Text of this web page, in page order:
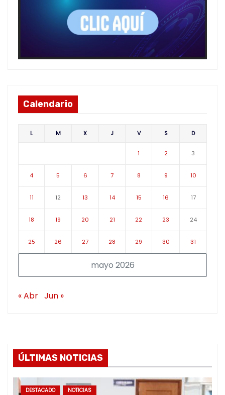
Calendario
mayo 2026
L M X J V S D
1 2 3
4 5 6 7 8 9 10
11 12 13 14 15 16 17
18 19 20 21 22 23 24
25 26 27 28 29 30 31
« Abr Jun »
ÚLTIMAS NOTICIAS
DESTACADO NOTICIAS